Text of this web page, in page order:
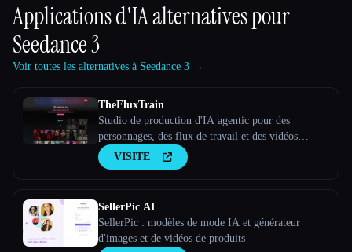
Applications d'IA alternatives pour
Seedance 3
Voir toutes les alternatives à Seedance 3 →
TheFluxTrain
Studio de production d'IA agentic pour des
personnages, des flux de travail et des vidéos
cohérents
VISITE
SellerPic AI
SellerPic : modèles de mode IA et générateur
d'images et de vidéos de produits